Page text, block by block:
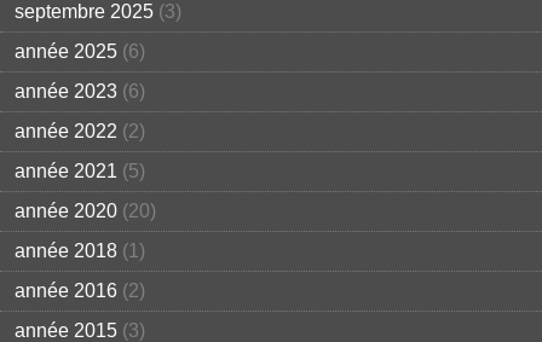
septembre 2025 (3)
année 2025 (6)
année 2023 (6)
année 2022 (2)
année 2021 (5)
année 2020 (20)
année 2018 (1)
année 2016 (2)
année 2015 (3)